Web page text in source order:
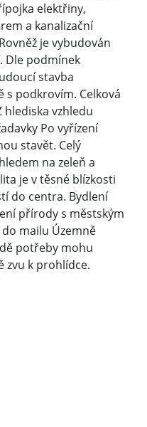
elektřiny,
a kanalizační
je vybudován
Dle podmínek
stavba
s podkrovím. Celková
hlediska vzhledu
Po vyřízení
stavět. Celý
na zeleň a
je v těsné blízkosti
do centra. Bydlení
přírody s městským
mailu Územně
potřeby mohu
zvu k prohlídce.